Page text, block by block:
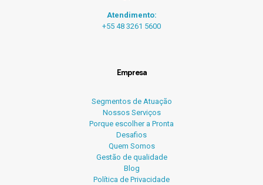
Atendimento:
+55 48 3261 5600
Empresa
Segmentos de Atuação
Nossos Serviços
Porque escolher a Pronta
Desafios
Quem Somos
Gestão de qualidade
Blog
Política de Privacidade